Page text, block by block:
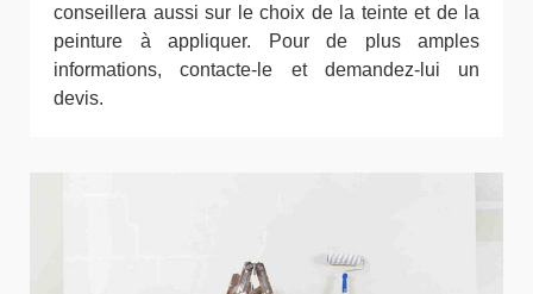
conseillera aussi sur le choix de la teinte et de la
peinture à appliquer. Pour de plus amples
informations, contacte-le et demandez-lui un
devis.